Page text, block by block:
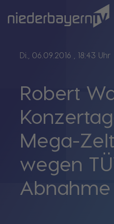
Di., 06.09.2016 , 18:43 Uhr
Robert
Mega-
wegen
Abnahme